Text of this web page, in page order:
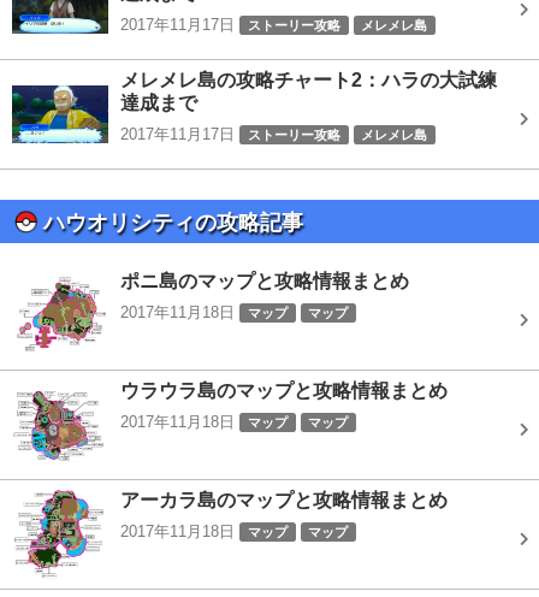
2017年11月17日 ストーリー攻略 メレメレ島
メレメレ島の攻略チャート2：ハラの大試練
達成まで
2017年11月17日 ストーリー攻略 メレメレ島
ハウオリシティの攻略記事
ポニ島のマップと攻略情報まとめ
2017年11月18日 マップ マップ
ウラウラ島のマップと攻略情報まとめ
2017年11月18日 マップ マップ
アーカラ島のマップと攻略情報まとめ
2017年11月18日 マップ マップ